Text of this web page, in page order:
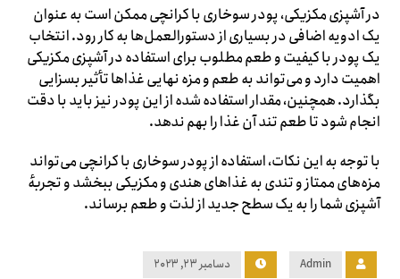
در آشپزی مکزیکی، پودر سوخاری با کرانچی ممکن است به عنوان
یک ادویه اضافی در بسیاری از دستورالعمل‌ها به کار رود. انتخاب
یک پودر با کیفیت و طعم مطلوب برای استفاده در آشپزی مکزیکی
اهمیت دارد و می‌تواند به طعم و مزه نهایی غذاها تأثیر بسزایی
بگذارد. همچنین، مقدار استفاده شده از این پودر نیز باید با دقت
انجام شود تا طعم تند آن غذا را بهم ندهد.
با توجه به این نکات، استفاده از پودر سوخاری با کرانچی می‌تواند
مزه‌های ممتاز و تندی به غذاهای هندی و مکزیکی ببخشد و تجربهٔ
آشپزی شما را به یک سطح جدید از لذت و طعم برساند.
Admin دسامبر ۲۳, ۲۰۲۳